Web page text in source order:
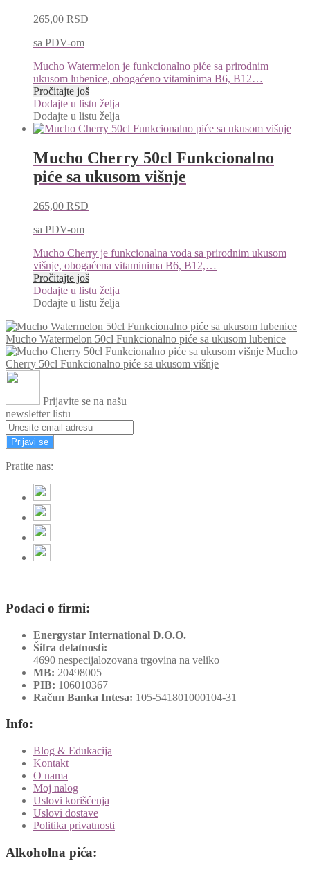
265,00 RSD
sa PDV-om
Mucho Watermelon je funkcionalno piće sa prirodnim
ukusom lubenice, obogaćeno vitaminima B6, B12…
Pročitajte još
Dodajte u listu želja
Dodajte u listu želja
Mucho Cherry 50cl Funkcionalno
piće sa ukusom višnje
265,00 RSD
sa PDV-om
Mucho Cherry je funkcionalna voda sa prirodnim ukusom
višnje, obogaćena vitaminima B6, B12,…
Pročitajte još
Dodajte u listu želja
Dodajte u listu želja
Mucho Watermelon 50cl Funkcionalno piće sa ukusom lubenice
Mucho
Cherry 50cl Funkcionalno piće sa ukusom višnje
Prijavite se na našu
newsletter listu
Prijavi se
Pratite nas:
Podaci o firmi:
Energystar International D.O.O.
Šifra delatnosti:
4690 nespecijalozovana trgovina na veliko
MB: 20498005
PIB: 106010367
Račun Banka Intesa: 105-541801000104-31
Info:
Blog & Edukacija
Kontakt
O nama
Moj nalog
Uslovi korišćenja
Uslovi dostave
Politika privatnosti
Alkoholna pića: